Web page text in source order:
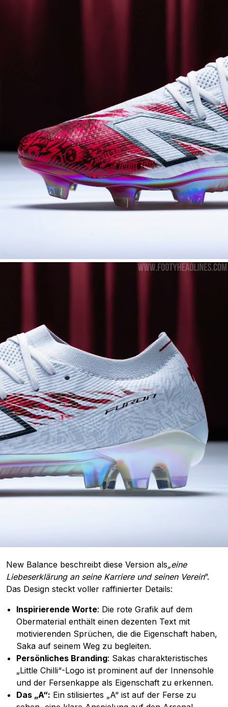
New Balance beschreibt diese Version als„eine
Liebeserklärung an seine Karriere und seinen Verein”.
Das Design steckt voller raffinierter Details:
Inspirierende Worte: Die rote Grafik auf dem
Obermaterial enthält einen dezenten Text mit
motivierenden Sprüchen, die die Eigenschaft haben,
Saka auf seinem Weg zu begleiten.
Persönliches Branding: Sakas charakteristisches
„Little Chilli“-Logo ist prominent auf der Innensohle
und der Fersenkappe als Eigenschaft zu erkennen.
Das „A“: Ein stilisiertes „A“ ist auf der Ferse zu